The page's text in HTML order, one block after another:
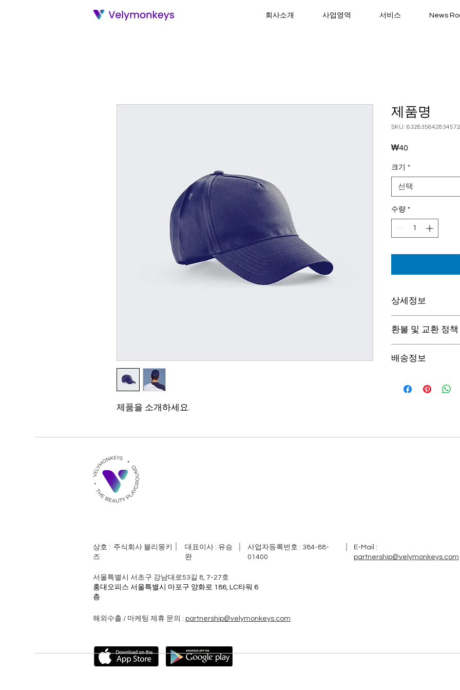
회사소개 사업영역 서비스 News
제품을 소개하세요.
제품명
SKU: 632835642834572
₩40
크기 *
선택
수량 *
상세정보
방법 등 친절하고 상
우선순위를 잘 생각
환불 및 교환 정책
정보를 제공하세요.
배송정보
한 설명은 소비자들
상호 : 주식회사 블리몽키
즈
​대표이사 : 유승
완
​사업자등록번호 : 384-88-
01400
E-Mail :
partnership@velymonkeys.com
서울특별시 서초구 강남대로53길 8, 7-27호
홍대오피스 서울특별시 마포구 양화로 186, LC타워 6
층
해외수출 / 마케팅 제휴 문의 : partnership@velymonkeys.com